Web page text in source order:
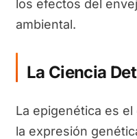
los efectos del
ambiental.
La Ciencia
La epigenética es
la expresión